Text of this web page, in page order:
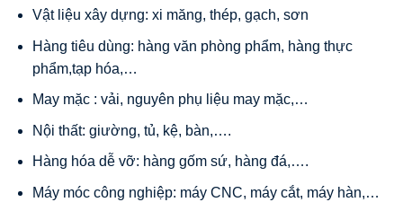
Vật liệu xây dựng: xi măng, thép, gạch, sơn
Hàng tiêu dùng: hàng văn phòng phẩm, hàng thực
phẩm,tạp hóa,…
May mặc : vải, nguyên phụ liệu may mặc,…
Nội thất: giường, tủ, kệ, bàn,….
Hàng hóa dễ vỡ: hàng gốm sứ, hàng đá,….
Máy móc công nghiệp: máy CNC, máy cắt, máy hàn,…